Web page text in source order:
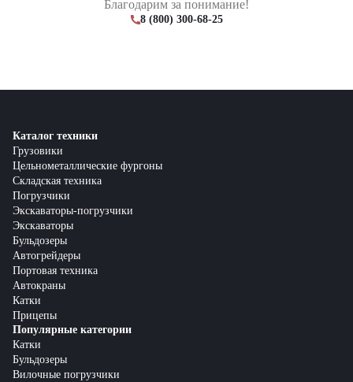
Благодарим за понимание!
8 (800) 300-68-25
Каталог техники
Грузовики
Цельнометаллические фургоны
Складская техника
Погрузчики
Экскаваторы-погрузчики
Экскаваторы
Бульдозеры
Автогрейдеры
Портовая техника
Автокраны
Катки
Прицепы
Популярные категории
Катки
Бульдозеры
Вилочные погрузчики